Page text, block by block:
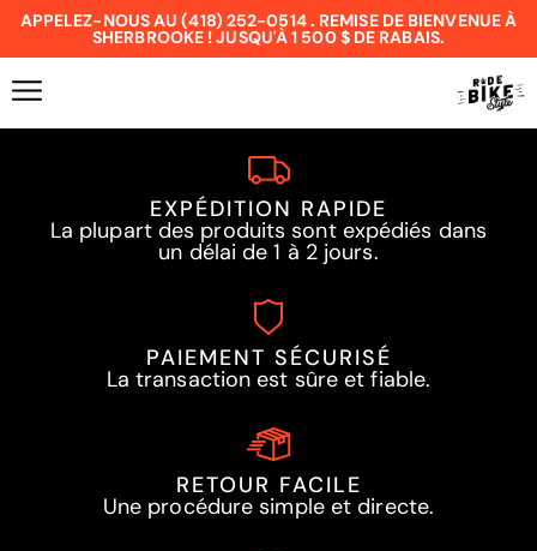
APPELEZ-NOUS AU (418) 252-0514 . REMISE DE BIENVENUE À
SHERBROOKE ! JUSQU'À 1 500 $ DE RABAIS.
EXPÉDITION RAPIDE
La plupart des produits sont expédiés dans
un délai de 1 à 2 jours.
PAIEMENT SÉCURISÉ
La transaction est sûre et fiable.
RETOUR FACILE
Une procédure simple et directe.